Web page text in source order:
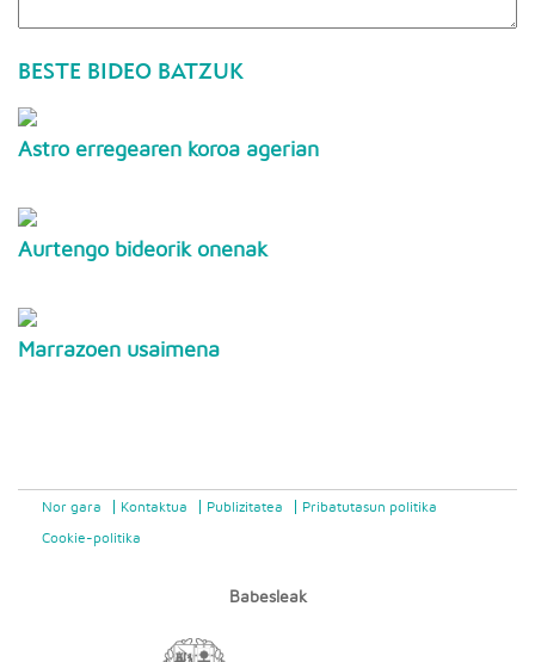
BESTE BIDEO BATZUK
Astro erregearen koroa agerian
Aurtengo bideorik onenak
Marrazoen usaimena
Nor gara Kontaktua Publizitatea Pribatutasun politika
Cookie-politika
Babesleak